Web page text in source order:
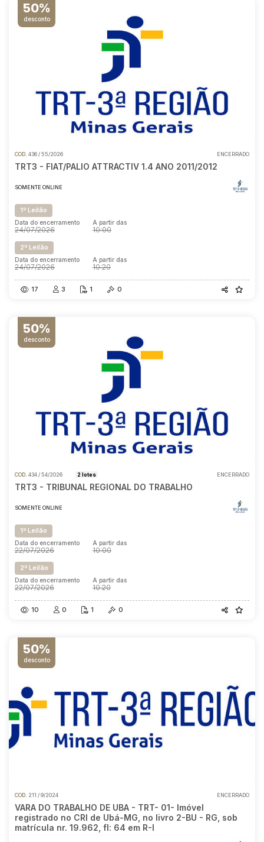
50%
desconto
COD. 436 / 55/2026 ENCERRADO
TRT3 - FIAT/PALIO ATTRACTIV 1.4 ANO 2011/2012
SOMENTE ONLINE
1º Leilão
Data do encerramento
24/07/2026
A partir das
10:00
2º Leilão
Data do encerramento
24/07/2026
A partir das
10:20
17 3 1 0
50%
desconto
COD. 434 / 54/2026 2 lotes ENCERRADO
TRT3 - TRIBUNAL REGIONAL DO TRABALHO
SOMENTE ONLINE
1º Leilão
Data do encerramento
22/07/2026
A partir das
10:00
2º Leilão
Data do encerramento
22/07/2026
A partir das
10:20
10 0 1 0
50%
desconto
COD. 211 / 9/2024 ENCERRADO
VARA DO TRABALHO DE UBA - TRT- 01- Imóvel
registrado no CRI de Ubá-MG, no livro 2-BU - RG, sob
matrícula nr. 19.962, fl: 64 em R-I